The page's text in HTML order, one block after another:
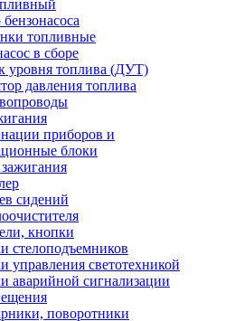
топливные
в сборе
уровня топлива (ДУТ)
давления топлива
приборов и
блоки
сидений
кнопки
стелоподъемников
управления светотехникой
аварийной сигнализации
поворотники